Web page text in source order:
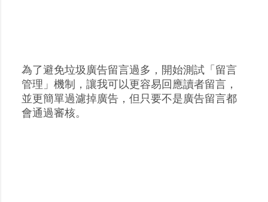
張
貼
留
為了避免垃圾廣告留言過多，開始測試「留言
管理」機制，讓我可以更容易回應讀者留言，
並更簡單過濾掉廣告，但只要不是廣告留言都
會通過審核。